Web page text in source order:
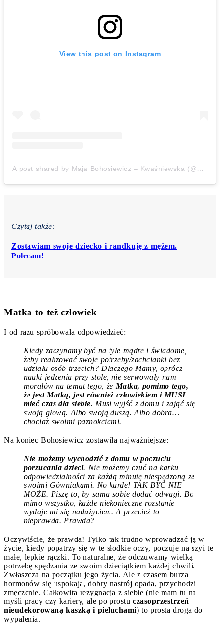
View this post on Instagram
Czytaj także:
Zostawiam swoje dziecko i randkuję z mężem.
Polecam!
Matka to też człowiek
I od razu spróbowała odpowiedzieć:
Kiedy zaczynamy być na tyle mądre i świadome,
żeby realizować swoje potrzeby/zachcianki bez
udziału osób trzecich? Dlaczego Mamy, oprócz
nauki jedzenia przy stole, nie serwowały nam
morałów na temat tego, że Matka, pomimo tego,
że jest Matką, jest również człowiekiem i MUSI
mieć czas dla siebie. Musi wyjść z domu i zająć się
swoją głową. Albo swoją duszą. Albo dobra…
chociaż swoimi paznokciami.
Na koniec Bohosiewicz zostawiła najważniejsze:
Nie możemy wychodzić z domu w poczuciu
porzucania dzieci. Nie możemy czuć na karku
odpowiedzialności za każdą minutę niespędzoną ze
swoimi Gówniakami. No kurde! TAK BYĆ NIE
MOŻE. Piszę to, by sama sobie dodać odwagi. Bo
mimo wszystko, każde niekonieczne rozstanie
wydaje mi się nadużyciem. A przecież to
nieprawda. Prawda?
Oczywiście, że prawda! Tylko tak trudno wprowadzać ją w
życie, kiedy popatrzy się w te słodkie oczy, poczuje na szyi te
małe, lepkie rączki. To naturalne, że odczuwamy wielką
potrzebę spędzania ze swoim dzieciątkiem każdej chwili.
Zwłaszcza na początku jego życia. Ale z czasem burza
hormonów się uspokaja, dobry nastrój opada, przychodzi
zmęczenie. Całkowita rezygnacja z siebie (nie mam tu na
myśli pracy czy kariery, ale po prostu czasoprzestrzeń
nieudekorowaną kaszką i pieluchami) to prosta droga do
wypalenia.